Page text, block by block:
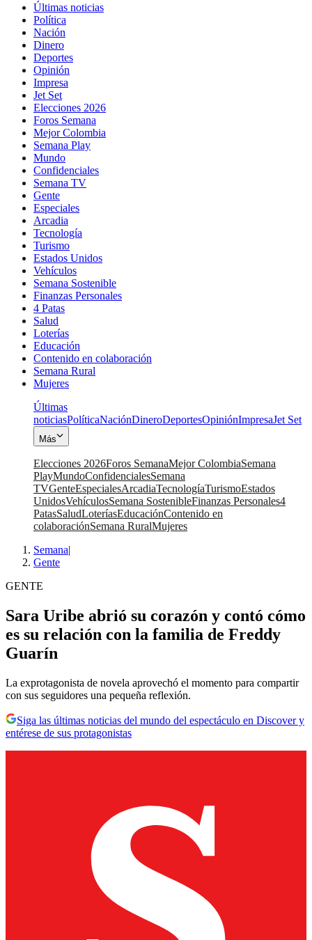
Últimas noticias
Política
Nación
Dinero
Deportes
Opinión
Impresa
Jet Set
Elecciones 2026
Foros Semana
Mejor Colombia
Semana Play
Mundo
Confidenciales
Semana TV
Gente
Especiales
Arcadia
Tecnología
Turismo
Estados Unidos
Vehículos
Semana Sostenible
Finanzas Personales
4 Patas
Salud
Loterías
Educación
Contenido en colaboración
Semana Rural
Mujeres
Últimas
noticiasPolíticaNaciónDineroDeportesOpiniónImpresaJet Set
Más
Elecciones 2026Foros SemanaMejor ColombiaSemana
PlayMundoConfidencialesSemana
TVGenteEspecialesArcadiaTecnologíaTurismoEstados
UnidosVehículosSemana SostenibleFinanzas Personales4
PatasSaludLoteríasEducaciónContenido en
colaboraciónSemana RuralMujeres
Semana|
Gente
GENTE
Sara Uribe abrió su corazón y contó cómo
es su relación con la familia de Freddy
Guarín
La exprotagonista de novela aprovechó el momento para compartir
con sus seguidores una pequeña reflexión.
Siga las últimas noticias del mundo del espectáculo en Discover y
entérese de sus protagonistas